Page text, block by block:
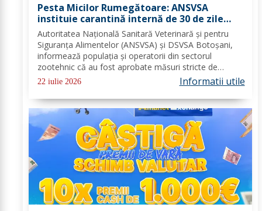
Pesta Micilor Rumegătoare: ANSVSA
instituie carantină internă de 30 de zile
pentru ovine și caprine
Autoritatea Națională Sanitară Veterinară și pentru
Siguranța Alimentelor (ANSVSA) și DSVSA Botoșani,
informează populația și operatorii din sectorul
zootehnic că au fost aprobate măsuri stricte de
urgență pe întreg teritoriul României. Decizia nr. 1,
emisă de Comitetul Național pentru Situații de...
22 iulie 2026 Informatii utile